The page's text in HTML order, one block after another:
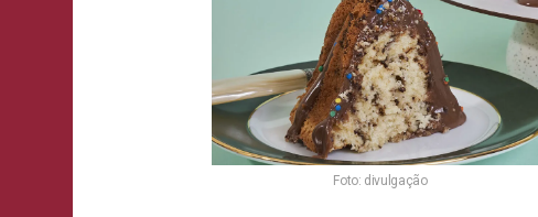
Foto: divulgação